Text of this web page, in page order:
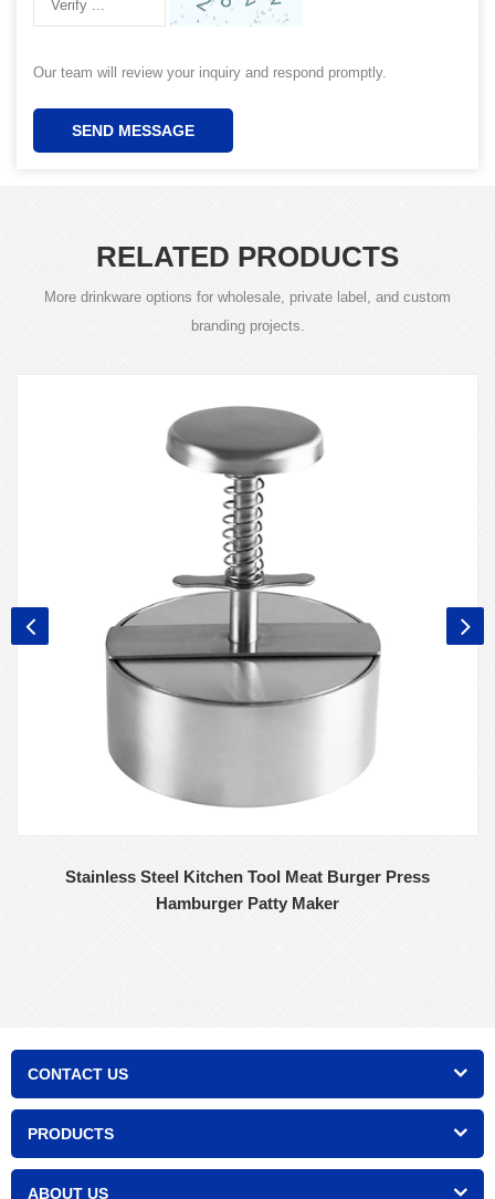
Our team will review your inquiry and respond promptly.
SEND MESSAGE
RELATED PRODUCTS
More drinkware options for wholesale, private label, and custom
branding projects.
Stainless Steel Kitchen Tool Meat Burger Press
Hamburger Patty Maker
CONTACT US
PRODUCTS
ABOUT US